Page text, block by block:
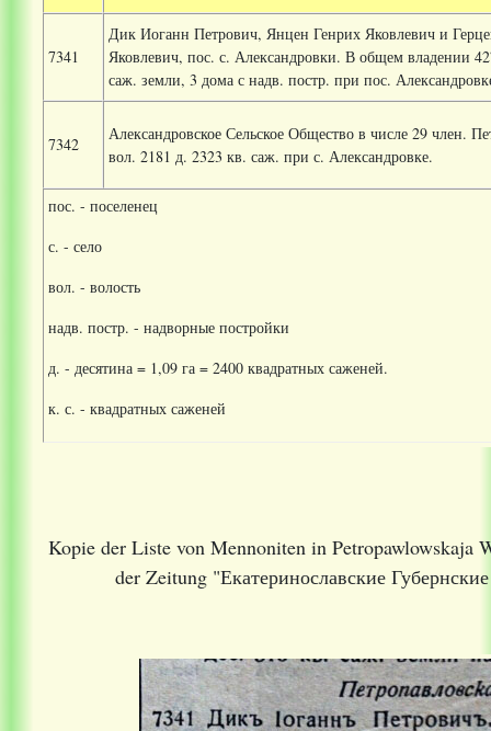
7341
Дик Иоганн Петрович, Янцен Генрих Яковлевич и
Яковлевич, пос. с. Александровки. В общем владении
саж. земли, 3 дома с надв. постр. при пос.
7342
Александровское Сельское Общество в числе 29 член.
вол. 2181 д. 2323 кв. саж. при с. Александровке.
пос. - поселенец
с. - село
вол. - волость
надв. постр. - надворные постройки
д. - десятина = 1,09 га = 2400 квадратных саженей.
к. с. - квадратных саженей
Kopie der Liste von Mennoniten in Petropawlowskaja
der Zeitung "Екатеринославские